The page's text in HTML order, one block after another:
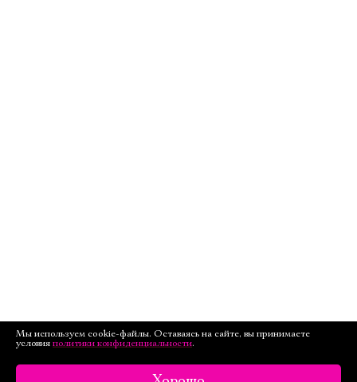
Мы используем cookie-файлы. Оставаясь на сайте, вы принимаете
условия политики конфиденциальности.